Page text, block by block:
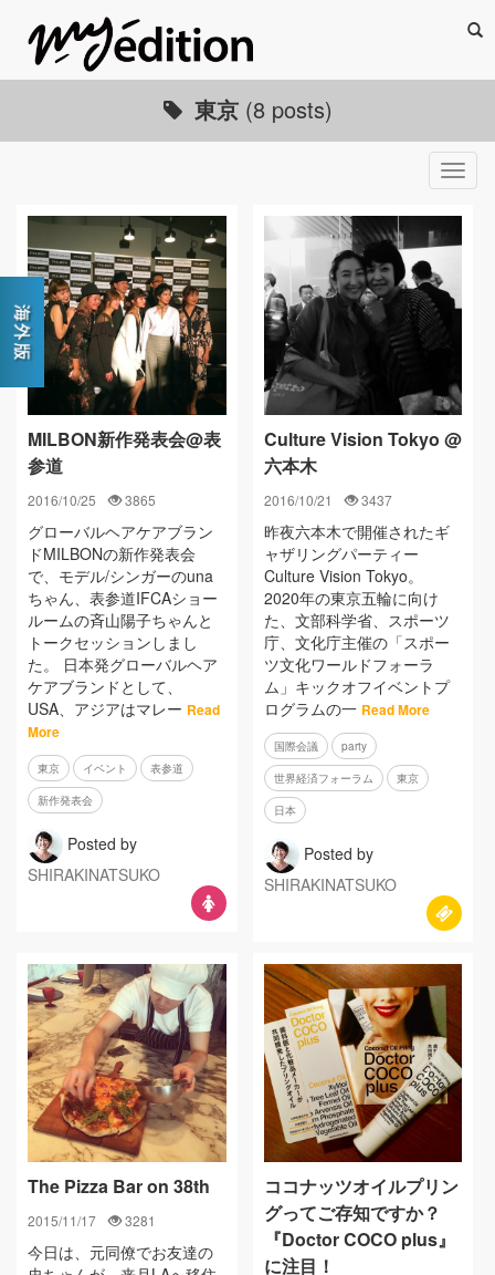
東京 (8 posts)
MILBON新作発表会@表
参道
2016/10/25 3865
グローバルヘアケアブラン
ドMILBONの新作発表会
で、モデル/シンガーのuna
ちゃん、表参道IFCAショー
ルームの斉山陽子ちゃんと
トークセッションしまし
た。 日本発グローバルヘア
ケアブランドとして、
USA、アジアはマレー Read
More
東京 イベント 表参道
新作発表会
Posted by
SHIRAKINATSUKO
Culture Vision Tokyo @
六本木
2016/10/21 3437
昨夜六本木で開催されたギ
ャザリングパーティー
Culture Vision Tokyo。
2020年の東京五輪に向け
た、文部科学省、スポーツ
庁、文化庁主催の「スポー
ツ文化ワールドフォーラ
ム」キックオフイベントプ
ログラムの一 Read More
国際会議 party
世界経済フォーラム 東京
日本
Posted by
SHIRAKINATSUKO
The Pizza Bar on 38th
2015/11/17 3281
今日は、元同僚でお友達の
ココナッツオイルプリン
グってご存知ですか？
『Doctor COCO plus』
に注目！